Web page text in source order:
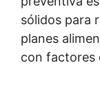
sólidos para
planes
con factores